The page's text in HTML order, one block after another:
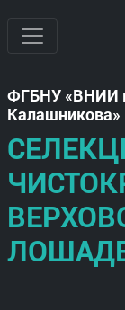
ФГБНУ
ВНИИ
Калашникова